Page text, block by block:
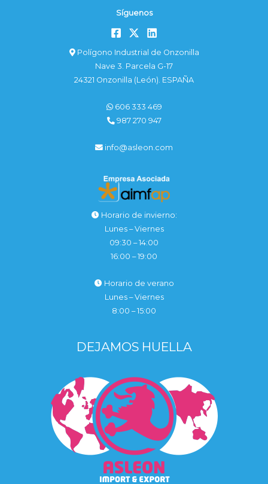
Síguenos
Polígono Industrial de Onzonilla
Nave 3. Parcela G-17
24321 Onzonilla (León). ESPAÑA
606 333 469
987 270 947
info@asleon.com
Horario de invierno:
Lunes – Viernes
09:30 – 14:00
16:00 – 19:00
Horario de verano
Lunes – Viernes
8:00 – 15:00
DEJAMOS HUELLA